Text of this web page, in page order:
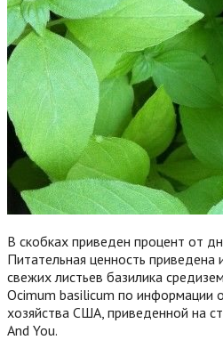
В скобках приведен процент от
Питательная ценность приведена
свежих листьев базилика
Ocimum basilicum по информации
хозяйства США, приведенной на
And You.